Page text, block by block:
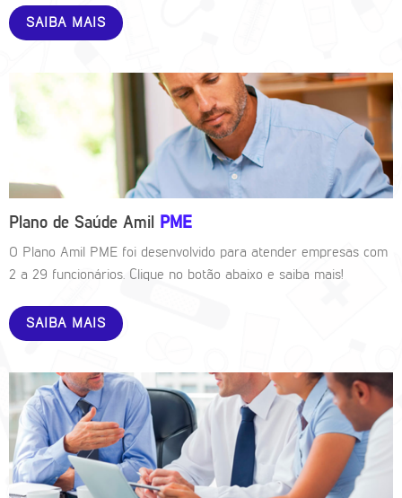
SAIBA MAIS
Plano de Saúde Amil PME
O Plano Amil PME foi desenvolvido para atender empresas com
2 a 29 funcionários. Clique no botão abaixo e saiba mais!
SAIBA MAIS